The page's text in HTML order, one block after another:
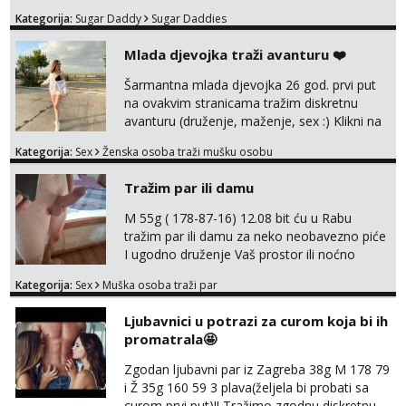
Kategorija: Sugar Daddy Sugar Daddies
Mlada djevojka traži avanturu ❤️
Šarmantna mlada djevojka 26 god. prvi put
na ovakvim stranicama tražim diskretnu
avanturu (druženje, maženje, sex :) Klikni na
Kategorija: Sex Ženska osoba traži mušku osobu
Tražim par ili damu
M 55g ( 178-87-16) 12.08 bit ću u Rabu
tražim par ili damu za neko neobavezno piće
I ugodno druženje Vaš prostor ili noćno
trata.vrh@gmail.com
Kategorija: Sex Muška osoba traži par
Ljubavnici u potrazi za curom koja bi ih
promatrala🤩
Zgodan ljubavni par iz Zagreba 38g M 178 79
i Ž 35g 160 59 3 plava(željela bi probati sa